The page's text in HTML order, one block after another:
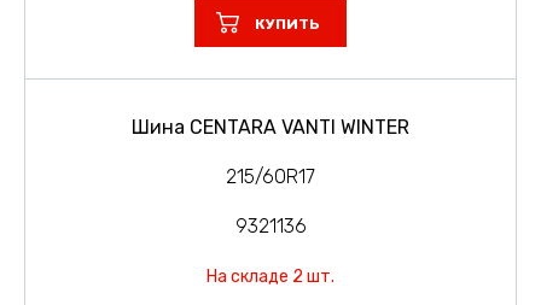
КУПИТЬ
Шина CENTARA VANTI WINTER
215/60R17
9321136
На складе 2 шт.